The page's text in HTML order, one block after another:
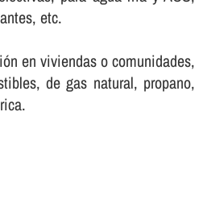
etc.
en viviendas o comunidades,
de gas natural, propano,